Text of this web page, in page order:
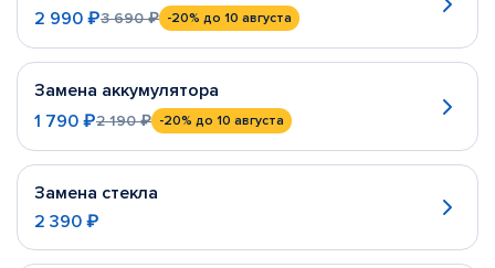
2 990 ₽3 690 ₽ -20% до 10 августа
Замена аккумулятора
1 790 ₽2 190 ₽ -20% до 10 августа
Замена стекла
2 390 ₽